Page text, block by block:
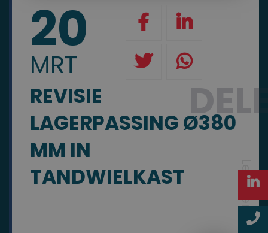
20
MRT
REVISIE
LAGERPASSING Ø380
MM IN
TANDWIELKAST
Lees verder